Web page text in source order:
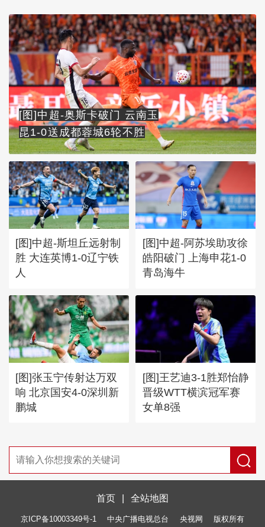
[图]中超-奥斯卡破门 云南玉
昆1-0送成都蓉城6轮不胜
[图]中超-斯坦丘远射制
胜 大连英博1-0辽宁铁
人
[图]中超-阿苏埃助攻徐
皓阳破门 上海申花1-0
青岛海牛
[图]张玉宁传射达万双
响 北京国安4-0深圳新
鹏城
[图]王艺迪3-1胜郑怡静
晋级WTT横滨冠军赛
女单8强
首页 全站地图
京ICP备10003349号-1 中央广播电视总台 央视网 版权所有